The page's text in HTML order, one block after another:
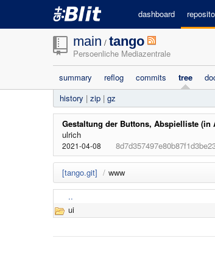
dashboard
main / tango
Persoenliche Mediazentrale
summary reflog commits tree
history | zip | gz
Gestaltung der Buttons, Abspielliste (in
ulrich
2021-04-08
[tango.git] / www
..
ui